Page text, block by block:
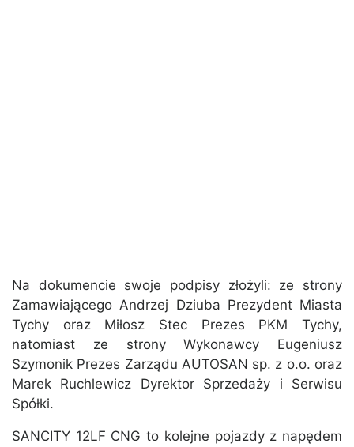
Na dokumencie swoje podpisy złożyli: ze strony
Zamawiającego Andrzej Dziuba Prezydent Miasta
Tychy oraz Miłosz Stec Prezes PKM Tychy,
natomiast ze strony Wykonawcy Eugeniusz
Szymonik Prezes Zarządu AUTOSAN sp. z o.o. oraz
Marek Ruchlewicz Dyrektor Sprzedaży i Serwisu
Spółki.
SANCITY 12LF CNG to kolejne pojazdy z napędem